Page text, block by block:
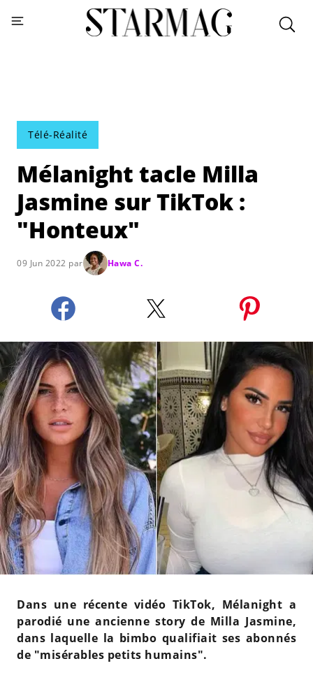
Télé-Réalité
Mélanight tacle Milla
Jasmine sur TikTok :
"Honteux"
09 Jun 2022 par Hawa C.
Dans une récente vidéo TikTok, Mélanight a
parodié une ancienne story de Milla Jasmine,
dans laquelle la bimbo qualifiait ses abonnés
de "misérables petits humains".